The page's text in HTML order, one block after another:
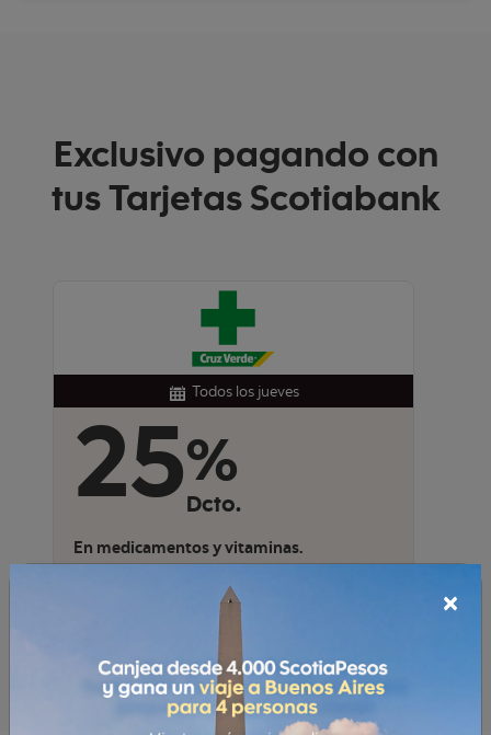
Exclusivo pagando con
tus Tarjetas Scotiabank
Todos los miércoles
Hasta
$100Dcto.
Por litro a través de la App Copec.
×